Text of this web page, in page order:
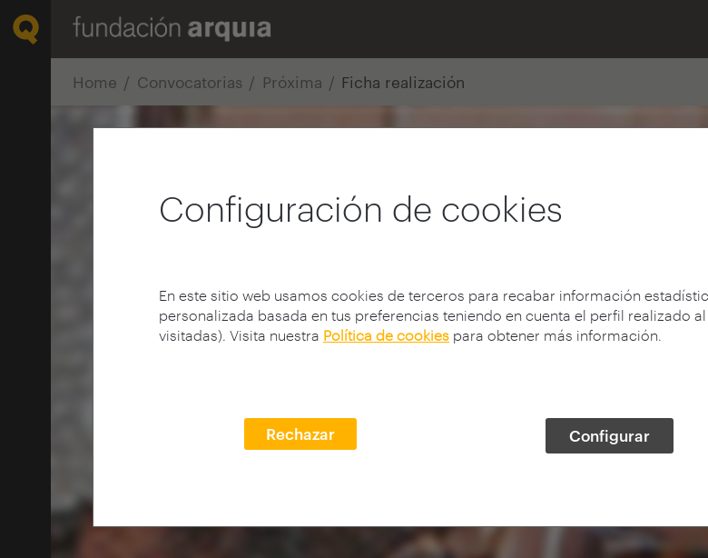
Configuración de cookies
En este sitio web usamos cookies de terceros para recabar información
personalizada basada en tus preferencias teniendo en cuenta el perfil realizado
visitadas). Visita nuestra Política de cookies para obtener más información.
Rechazar Configurar
Home Convocatorias Próxima Ficha realización